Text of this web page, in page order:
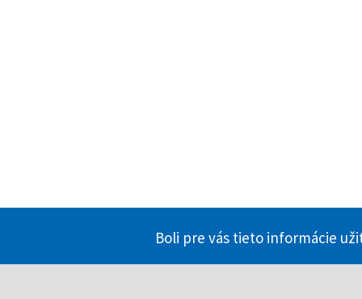
Boli pre vás tieto informácie